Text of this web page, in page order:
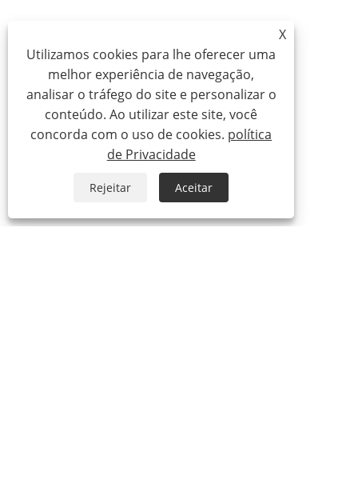
X
Utilizamos cookies para lhe oferecer uma
melhor experiência de navegação,
analisar o tráfego do site e personalizar o
conteúdo. Ao utilizar este site, você
concorda com o uso de cookies. política
de Privacidade
Rejeitar Aceitar